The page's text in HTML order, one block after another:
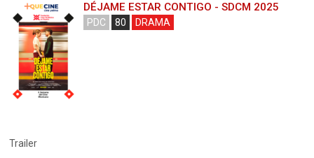
DÉJAME ESTAR CONTIGO - SDCM 2025
PDC 80 DRAMA
Trailer